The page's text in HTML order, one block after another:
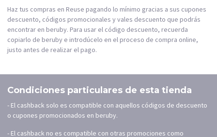
Haz tus compras en Reuse pagando lo mínimo gracias a sus cupones
descuento, códigos promocionales y vales descuento que podrás
encontrar en beruby. Para usar el código descuento, recuerda
copiarlo de beruby e introdúcelo en el proceso de compra online,
justo antes de realizar el pago.
Condiciones particulares de esta tienda
- El cashback solo es compatible con aquellos códigos de descuento
o cupones promocionados en beruby.
- El cashback no es compatible con otras promociones como